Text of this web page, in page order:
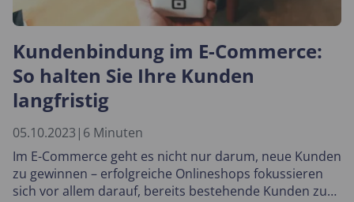
Kundenbindung im E-Commerce:
So halten Sie Ihre Kunden
langfristig
05.10.2023 | 6 Minuten
Im E-Commerce geht es nicht nur darum, neue Kunden
zu gewinnen – erfolgreiche Onlineshops fokussieren
sich vor allem darauf, bereits bestehende Kunden zu